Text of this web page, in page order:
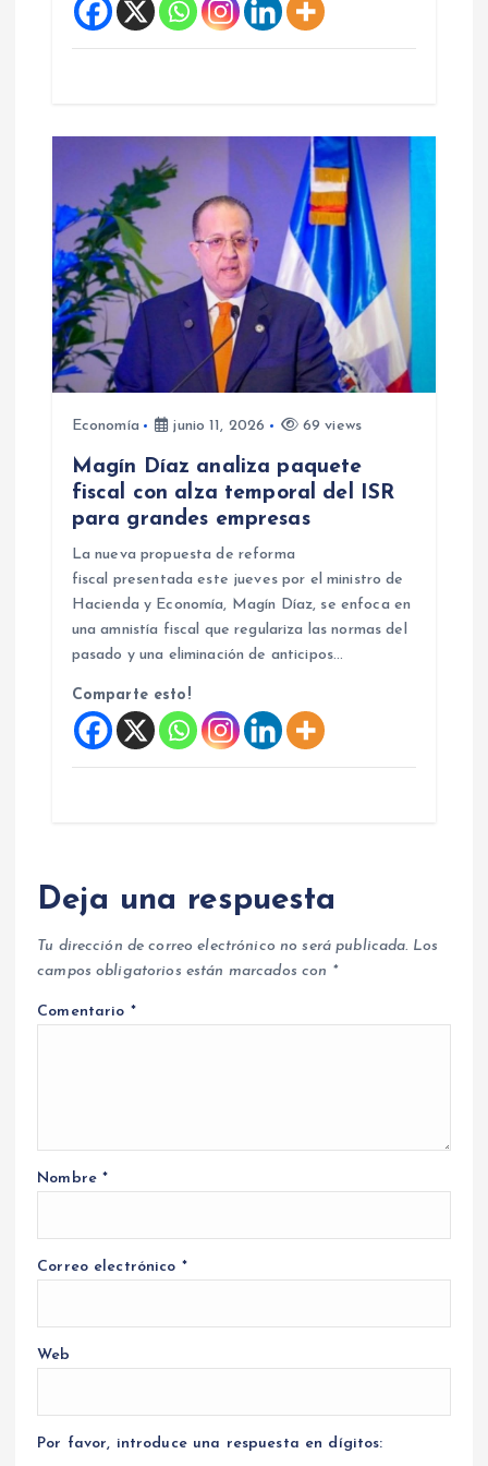
Economía junio 11, 2026 69 views
Magín Díaz analiza paquete
fiscal con alza temporal del ISR
para grandes empresas
La nueva propuesta de reforma
fiscal presentada este jueves por el ministro de
Hacienda y Economía, Magín Díaz, se enfoca en
una amnistía fiscal que regulariza las normas del
pasado y una eliminación de anticipos…
Comparte esto!
Deja una respuesta
Tu dirección de correo electrónico no será publicada. Los
campos obligatorios están marcados con *
Comentario *
Nombre*
Correo electrónico *
Web
Por favor, introduce una respuesta en dígitos: